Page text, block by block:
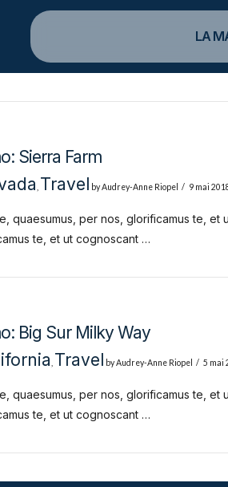
LA
Sierra Farm
Travel by Audrey-Anne Riopel 9 mai
quaesumus, per nos, glorificamus te, et
te, et ut cognoscant …
Big Sur Milky Way
Travel by Audrey-Anne Riopel 5 mai
quaesumus, per nos, glorificamus te, et
te, et ut cognoscant …